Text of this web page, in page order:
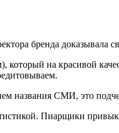
бренда доказывала
на красивой
названия СМИ, это
Пиарщики